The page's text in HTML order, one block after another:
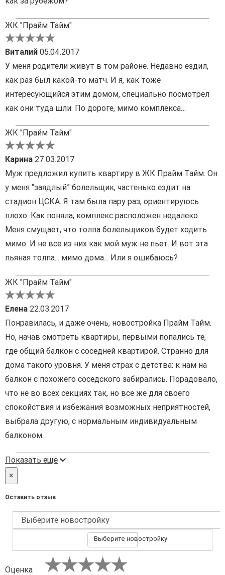
ЖК "Прайм Тайм"
Виталий 05.04.2017
У меня родители живут в том районе. Недавно ездил,
как раз был какой-то матч. И я, как тоже
интересующийся этим домом, специально посмотрел
как они туда шли. По дороге, мимо комплекса…
ЖК "Прайм Тайм"
Карина 27.03.2017
Муж предложил купить квартиру в ЖК Прайм Тайм. Он
у меня “заядлый” болельщик, частенько ездит на
стадион ЦСКА. Я там была пару раз, ориентируюсь
плохо. Как поняла, комплекс расположен недалеко.
Меня смущает, что толпа болельщиков будет ходить
мимо. И не все из них как мой муж не пьет. И вот эта
пьяная толпа... мимо дома... Или я ошибаюсь?
ЖК "Прайм Тайм"
Елена 22.03.2017
Понравилась, и даже очень, новостройка Прайм Тайм.
Но, начав смотреть квартиры, первыми попались те,
где общий балкон с соседней квартирой. Странно для
дома такого уровня. У меня страх с детства: к нам на
балкон с похожего соседского забирались. Порадовало,
что не во всех секциях так, но все же для своего
спокойствия и избежания возможных неприятностей,
выбрала другую, с нормальным индивидуальным
балконом.
Показать ещё
×
Оставить отзыв
Выберите новостройку
Оценка